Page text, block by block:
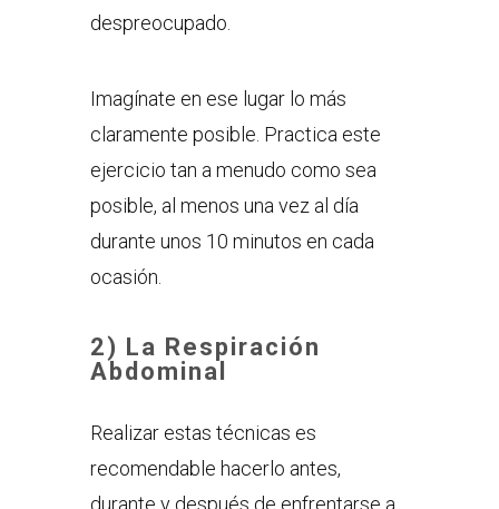
despreocupado.
Imagínate en ese lugar lo más
claramente posible. Practica este
ejercicio tan a menudo como sea
posible, al menos una vez al día
durante unos 10 minutos en cada
ocasión.
2) La Respiración
Abdominal
Realizar estas técnicas es
recomendable hacerlo antes,
durante y después de enfrentarse a